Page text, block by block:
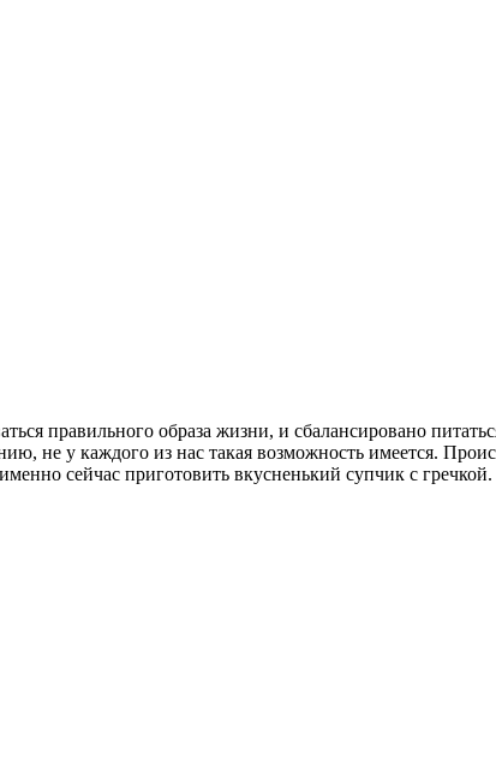
правильного образа жизни, и сбалансировано
не у каждого из нас такая возможность имеется.
сейчас приготовить вкусненький супчик с